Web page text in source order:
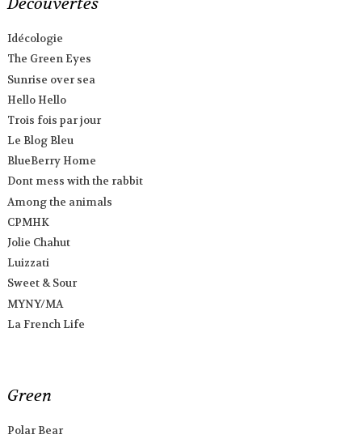
Idécologie
The Green Eyes
Sunrise over sea
Hello Hello
Trois fois par jour
Le Blog Bleu
BlueBerry Home
Dont mess with the rabbit
Among the animals
CPMHK
Jolie Chahut
Luizzati
Sweet & Sour
MYNY/MA
La French Life
Green
Polar Bear